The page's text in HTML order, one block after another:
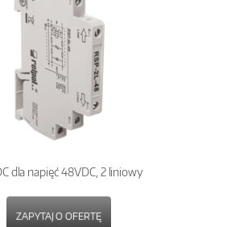
dla napięć 48VDC, 2 liniowy
ZAPYTAJ O OFERTĘ